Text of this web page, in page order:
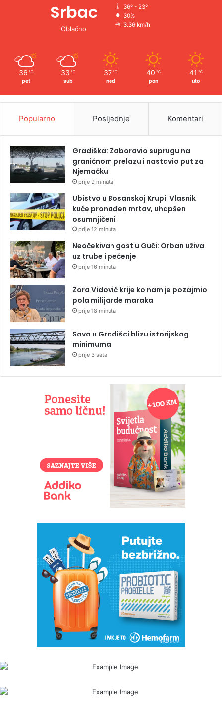
Srbac
Oblačno
36º - 23º
30%
3.36 km/h
36 ℃
pet
33 ℃
sub
37 ℃
ned
40 ℃
pon
41 ℃
uto
Popularno Posljednje Komentari
Gradiška: Zaboravio suprugu na
graničnom prelazu i nastavio put za
Njemačku
prije 9 minuta
Ubistvo u Bosanskoj Krupi: Vlasnik
kuće pronađen mrtav, uhapšen
osumnjičeni
prije 12 minuta
Neočekivan gost u Guči: Orban uživa
uz trube i pečenje
prije 16 minuta
Zora Vidović krije ko nam je pozajmio
pola milijarde maraka
prije 18 minuta
Sava u Gradišci blizu istorijskog
minimuma
prije 3 sata